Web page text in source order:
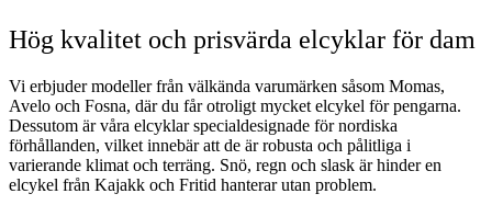
Hög kvalitet och prisvärda elcyklar för dam
Vi erbjuder modeller från välkända varumärken såsom Momas,
Avelo och Fosna, där du får otroligt mycket elcykel för pengarna.
Dessutom är våra elcyklar specialdesignade för nordiska
förhållanden, vilket innebär att de är robusta och pålitliga i
varierande klimat och terräng. Snö, regn och slask är hinder en
elcykel från Kajakk och Fritid hanterar utan problem.